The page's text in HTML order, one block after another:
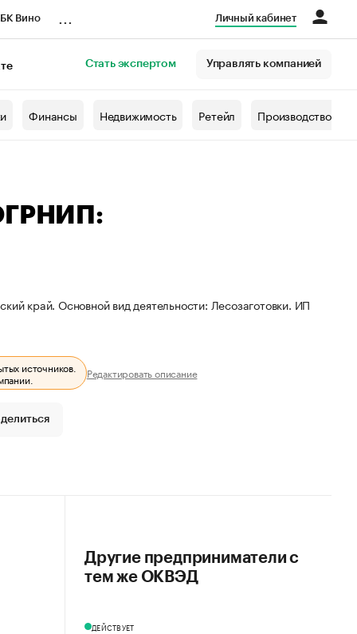
Вино Личный кабинет
Стать экспертом Управлять компанией
Финансы Недвижимость Ретейл Производство
край. Основной вид деятельности: Лесозаготовки. ИП
источников.
Редактировать описание
Другие предприниматели с
тем же ОКВЭД
ДЕЙСТВУЕТ